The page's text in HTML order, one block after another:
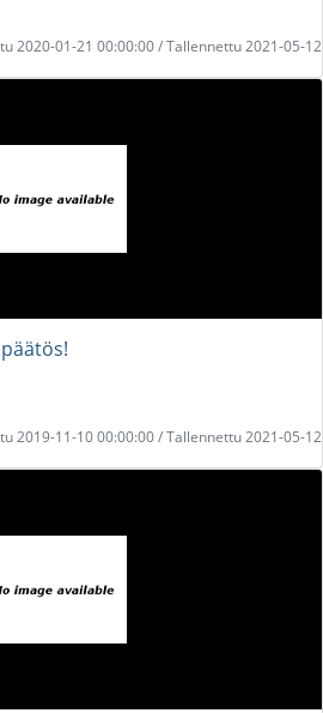
2020-01-21 00:00:00 / Tallennettu 2021-05-12
2019-11-10 00:00:00 / Tallennettu 2021-05-12